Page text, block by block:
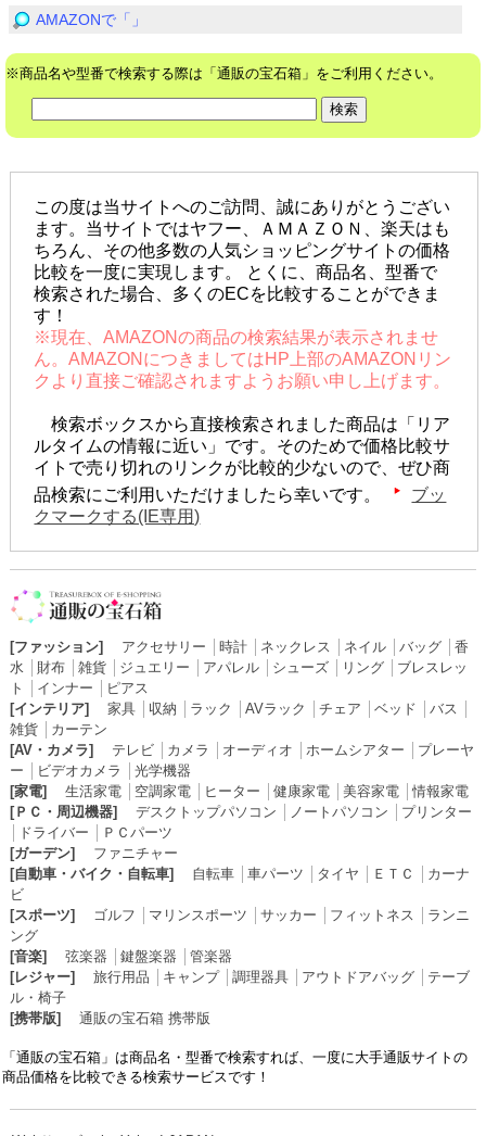
AMAZONで「」
※商品名や型番で検索する際は「通販の宝石箱」をご利用ください。
この度は当サイトへのご訪問、誠にありがとうござい
ます。当サイトではヤフー、ＡＭＡＺＯＮ、楽天はも
ちろん、その他多数の人気ショッピングサイトの価格
比較を一度に実現します。 とくに、商品名、型番で
検索された場合、多くのECを比較することができま
す！
※現在、AMAZONの商品の検索結果が表示されませ
ん。AMAZONにつきましてはHP上部のAMAZONリン
クより直接ご確認されますようお願い申し上げます。
検索ボックスから直接検索されました商品は「リア
ルタイムの情報に近い」です。そのためで価格比較サ
イトで売り切れのリンクが比較的少ないので、ぜひ商
品検索にご利用いただけましたら幸いです。
ブッ
クマークする(IE専用)
[ファッション] アクセサリー 時計│ ネックレス ネイル│ バッグ│ 香
水
財布│ 雑貨│ ジュエリー アパレル│ シューズ│ リング│ ブレスレッ
ト
インナー
ピアス
[インテリア]
家具│ 収納 ラック AVラック チェア ベッド バス
雑貨│ カーテン
[AV・カメラ]
テレビ│ カメラ オーディオ ホームシアター
プレーヤ
ー
ビデオカメラ
光学機器
[家電]
生活家電│ 空調家電│ ヒーター 健康家電│ 美容家電│情報家電
[ＰＣ・周辺機器]
デスクトップパソコン ノートパソコン
プリンター
ドライバー
ＰＣパーツ
[ガーデン]
ファニチャー
[自動車・バイク・自転車]
自転車│ 車パーツ タイヤ ＥＴＣ
カーナ
ビ
[スポーツ]
ゴルフ マリンスポーツ サッカー フィットネス
ランニ
ング
[音楽]
弦楽器 鍵盤楽器
管楽器
[レジャー]
旅行用品 キャンプ│ 調理器具│ アウトドアバッグ│ テーブ
ル・椅子
[携帯版]
通販の宝石箱 携帯版
「通販の宝石箱」は商品名・型番で検索すれば、一度に大手通販サイトの
商品価格を比較できる検索サービスです！